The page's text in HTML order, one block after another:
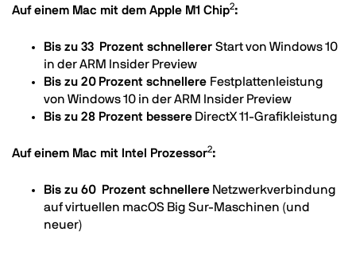
Auf einem Mac mit dem Apple M1 Chip2:
Bis zu 33 Prozent schnellerer Start von Windows 10
in der ARM Insider Preview
Bis zu 20 Prozent schnellere Festplattenleistung
von Windows 10 in der ARM Insider Preview
Bis zu 28 Prozent bessere DirectX 11-Grafikleistung
Auf einem Mac mit Intel Prozessor2:
Bis zu 60 Prozent schnellere Netzwerkverbindung
auf virtuellen macOS Big Sur-Maschinen (und
neuer)